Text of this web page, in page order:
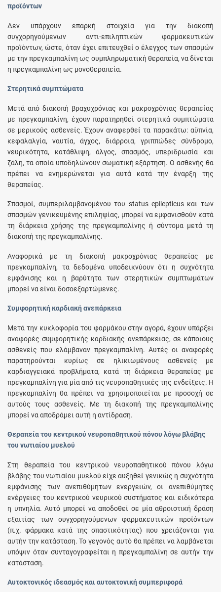
προϊόντων
Δεν υπάρχουν επαρκή στοιχεία για την διακοπή
συγχορηγούμενων αντι-επιληπτικών φαρμακευτικών
προϊόντων, ώστε, όταν έχει επιτευχθεί ο έλεγχος των σπασμών
με την πρεγκαμπαλίνη ως συμπληρωματική θεραπεία, να δίνεται
η πρεγκαμπαλίνη ως μονοθεραπεία.
Στερητικά συμπτώματα
Μετά από διακοπή βραχυχρόνιας και μακροχρόνιας θεραπείας
με πρεγκαμπαλίνη, έχουν παρατηρηθεί στερητικά συμπτώματα
σε μερικούς ασθενείς. Έχουν αναφερθεί τα παρακάτω: αϋπνία,
κεφαλαλγία, ναυτία, άγχος, διάρροια, γριππώδες σύνδρομο,
νευρικότητα, κατάθλιψη, άλγος, σπασμός, υπεριδρωσία και
ζάλη, τα οποία υποδηλώνουν σωματική εξάρτηση. Ο ασθενής θα
πρέπει να ενημερώνεται για αυτά κατά την έναρξη της
θεραπείας.
Σπασμοί, συμπεριλαμβανομένου του status epilepticus και των
σπασμών γενικευμένης επιληψίας, μπορεί να εμφανισθούν κατά
τη διάρκεια χρήσης της πρεγκαμπαλίνης ή σύντομα μετά τη
διακοπή της πρεγκαμπαλίνης.
Αναφορικά με τη διακοπή μακροχρόνιας θεραπείας με
πρεγκαμπαλίνη, τα δεδομένα υποδεικνύουν ότι η συχνότητα
εμφάνισης και η βαρύτητα των στερητικών συμπτωμάτων
μπορεί να είναι δοσοεξαρτώμενες.
Συμφορητική καρδιακή ανεπάρκεια
Μετά την κυκλοφορία του φαρμάκου στην αγορά, έχουν υπάρξει
αναφορές συμφορητικής καρδιακής ανεπάρκειας, σε κάποιους
ασθενείς που ελάμβαναν πρεγκαμπαλίνη. Αυτές οι αναφορές
παρατηρούνται κυρίως σε ηλικιωμένους ασθενείς με
καρδιαγγειακά προβλήματα, κατά τη διάρκεια θεραπείας με
πρεγκαμπαλίνη για μία από τις νευροπαθητικές της ενδείξεις. Η
πρεγκαμπαλίνη θα πρέπει να χρησιμοποιείται με προσοχή σε
αυτούς τους ασθενείς. Με τη διακοπή της πρεγκαμπαλίνης
μπορεί να αποδράμει αυτή η αντίδραση.
Θεραπεία του κεντρικού νευροπαθητικού πόνου λόγω βλάβης
του νωτιαίου μυελού
Στη θεραπεία του κεντρικού νευροπαθητικού πόνου λόγω
βλάβης του νωτιαίου μυελού είχε αυξηθεί γενικώς η συχνότητα
εμφάνισης των ανεπιθύμητων ενεργειών, οι ανεπιθύμητες
ενέργειες του κεντρικού νευρικού συστήματος και ειδικότερα
η υπνηλία. Αυτό μπορεί να αποδοθεί σε μία αθροιστική δράση
εξαιτίας των συγχορηγούμενων φαρμακευτικών προϊόντων
(π.χ. φάρμακα κατά της σπαστικότητας) που χρειάζονται για
αυτήν την κατάσταση. Το γεγονός αυτό θα πρέπει να λαμβάνεται
υπόψιν όταν συνταγογραφείται η πρεγκαμπαλίνη σε αυτήν την
κατάσταση.
Αυτοκτονικός ιδεασμός και αυτοκτονική συμπεριφορά